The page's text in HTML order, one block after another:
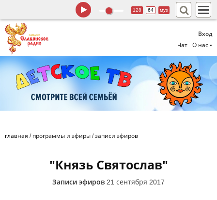
Вход
Чат
О нас
128 64 муз
главная / программы и эфиры /записи эфиров
"Князь Святослав"
Записи эфиров 21 сентября 2017